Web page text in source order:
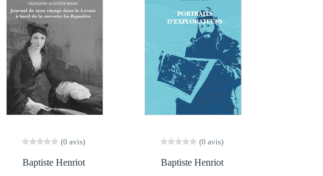
(0 avis)
Baptiste Henriot
(0 avis)
Baptiste Henriot